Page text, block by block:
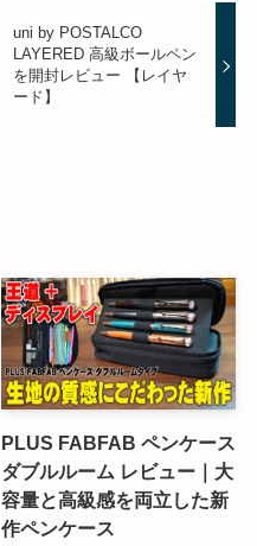
uni by POSTALCO
LAYERED 高級ボールペン
を開封レビュー 【レイヤ
ード】
PLUS FABFAB ペンケース
ダブルルーム レビュー｜大
容量と高級感を両立した新
作ペンケース